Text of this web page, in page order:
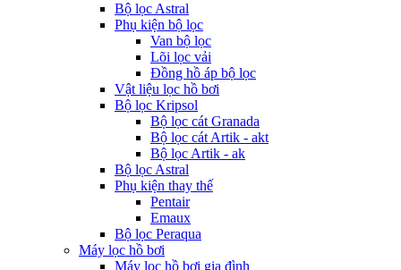
Bộ lọc Astral
Phụ kiện bộ lọc
Van bộ lọc
Lõi lọc vải
Đồng hồ áp bộ lọc
Vật liệu lọc hồ bơi
Bộ lọc Kripsol
Bộ lọc cát Granada
Bộ lọc cát Artik - akt
Bộ lọc Artik - ak
Bộ lọc Astral
Phụ kiện thay thế
Pentair
Emaux
Bộ lọc Peraqua
Máy lọc hồ bơi
Máy lọc hồ bơi gia đình